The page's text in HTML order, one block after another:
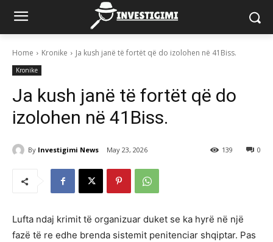
Home Kronike Ja kush janë të fortët që do izolohen në 41Biss.
Kronike
Ja kush janë të fortët që do
izolohen në 41Biss.
By Investigimi News May 23, 2026 0
139
Lufta ndaj krimit të organizuar duket se ka hyrë në një
fazë të re edhe brenda sistemit penitenciar shqiptar. Pas